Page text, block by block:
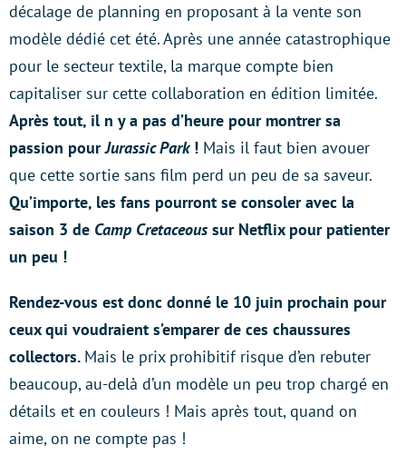
décalage de planning en proposant à la vente son
modèle dédié cet été. Après une année catastrophique
pour le secteur textile, la marque compte bien
capitaliser sur cette collaboration en édition limitée.
Après tout, il n y a pas d’heure pour montrer sa
passion pourJurassic Park! Mais il faut bien avouer
que cette sortie sans film perd un peu de sa saveur.
Qu’importe, les fans pourront se consoler avec la
saison 3 de Camp Cretaceous sur Netflix pour patienter
un peu !
Rendez-vous est donc donné le 10 juin prochain pour
ceux qui voudraient s’emparer de ces chaussures
collectors. Mais le prix prohibitif risque d’en rebuter
beaucoup, au-delà d’un modèle un peu trop chargé en
détails et en couleurs ! Mais après tout, quand on
aime, on ne compte pas !